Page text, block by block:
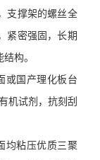
支撑架的螺丝全
紧密强固，长期
构。
或国产理化板台
机试剂，抗刻刮
均粘压优质三聚